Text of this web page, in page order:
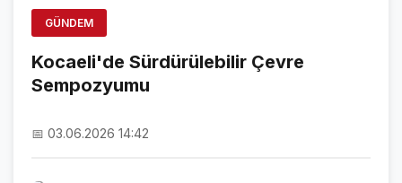
ÖZEL SAYFALAR
NAMAZ VAKİTLERİ
GÜNDEM
Kocaeli'de Sürdürülebilir Çevre
Sempozyumu
📅 03.06.2026 14:42